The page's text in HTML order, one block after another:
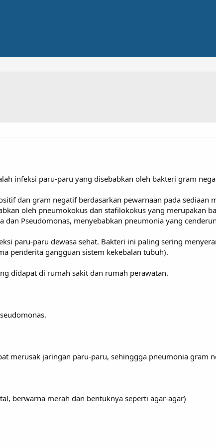
infeksi paru-paru yang disebabkan oleh bakteri gram
dan gram negatif berdasarkan pewarnaan pada sediaan
oleh pneumokokus dan stafilokokus yang merupakan
dan Pseudomonas, menyebabkan pneumonia yang
paru-paru dewasa sehat. Bakteri ini paling sering
penderita gangguan sistem kekebalan tubuh).
didapat di rumah sakit dan rumah perawatan.
merusak jaringan paru-paru, sehinggga pneumonia gram
berwarna merah dan bentuknya seperti agar-agar)